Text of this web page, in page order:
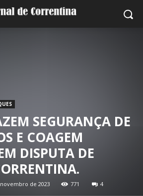
SEGURANÇA DE
E COAGEM
DISPUTA DE
de 2023 771 4